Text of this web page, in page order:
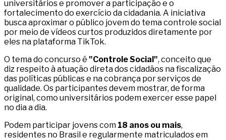
universitários e promover a participação e o
fortalecimento do exercício da cidadania. A iniciativa
busca aproximar o público jovem do tema controle social
por meio de vídeos curtos produzidos diretamente por
eles na plataforma TikTok.
O tema do concurso é "Controle Social", conceito que
diz respeito à atuação direta dos cidadãos na fiscalização
das políticas públicas e na cobrança por serviços de
qualidade. Os participantes devem mostrar, de forma
original, como universitários podem exercer esse papel
no dia a dia.
Podem participar jovens com 18 anos ou mais,
residentes no Brasil e regularmente matriculados em